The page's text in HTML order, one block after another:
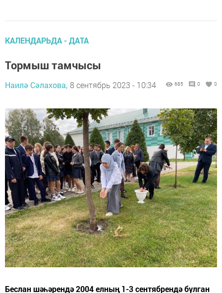
КАЛЕНДАРЬДА - ДАТА
Тормыш тамчысы
Наилә Сәлахова, 8 сентябрь 2023 - 10:34 685 0 0
Беслан шәһәрендә 2004 елның 1-3 сентябрендә булган